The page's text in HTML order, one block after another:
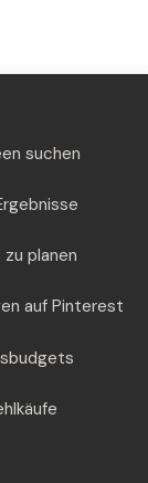
suchen
planen
auf Pinterest